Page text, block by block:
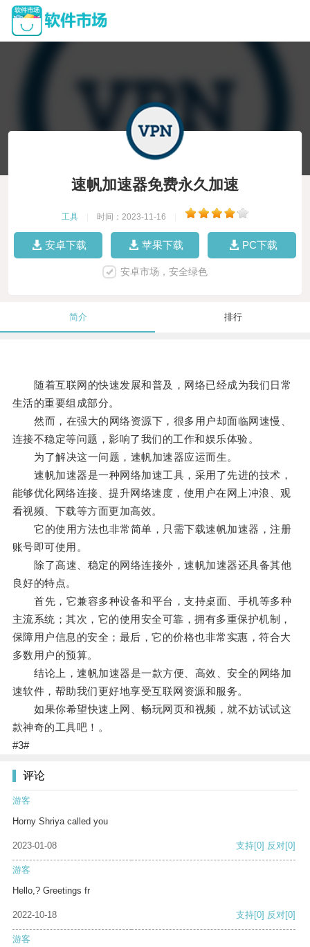
速帆加速器免费永久加速
工具 时间：2023-11-16
安卓下载 苹果下载 PC下载
安卓市场，安全绿色
简介 排行
随着互联网的快速发展和普及，网络已经成为我们日常
生活的重要组成部分。
然而，在强大的网络资源下，很多用户却面临网速慢、
连接不稳定等问题，影响了我们的工作和娱乐体验。
为了解决这一问题，速帆加速器应运而生。
速帆加速器是一种网络加速工具，采用了先进的技术，
能够优化网络连接、提升网络速度，使用户在网上冲浪、观
看视频、下载等方面更加高效。
它的使用方法也非常简单，只需下载速帆加速器，注册
账号即可使用。
除了高速、稳定的网络连接外，速帆加速器还具备其他
良好的特点。
首先，它兼容多种设备和平台，支持桌面、手机等多种
主流系统；其次，它的使用安全可靠，拥有多重保护机制，
保障用户信息的安全；最后，它的价格也非常实惠，符合大
多数用户的预算。
结论上，速帆加速器是一款方便、高效、安全的网络加
速软件，帮助我们更好地享受互联网资源和服务。
如果你希望快速上网、畅玩网页和视频，就不妨试试这
款神奇的工具吧！。
#3#
评论
游客
Horny Shriya called you
2023-01-08 支持[0] 反对[0]
游客
Hello,? Greetings fr
2022-10-18 支持[0] 反对[0]
游客